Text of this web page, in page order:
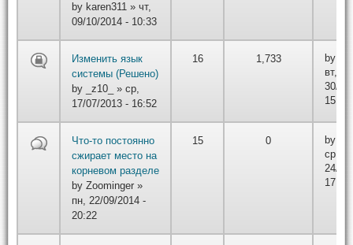
by karen311 » чт,
09/10/2014 - 10:33
Изменить язык
системы (Решено)
by
_z10_
» ср,
17/07/2013 - 16:52
16 1,733 by
вт,
30/
15:32
Что-то постоянно
сжирает место на
корневом разделе
by Zoominger »
пн, 22/09/2014 -
20:22
15 0 by
ср,
24/
17:52